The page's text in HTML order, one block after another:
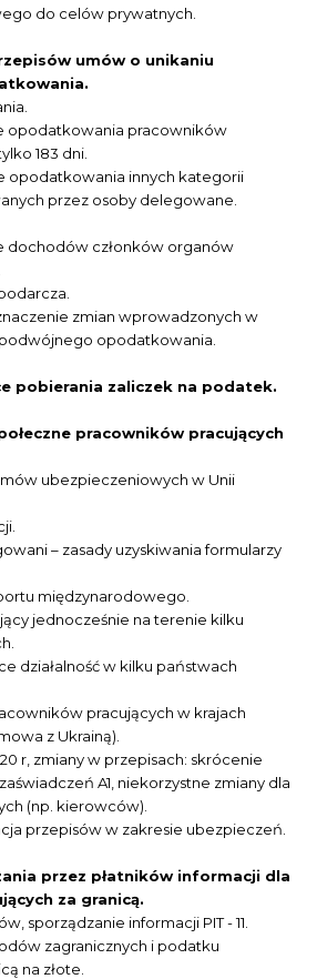
do celów prywatnych.
umów o unikaniu
opodatkowania pracowników
183 dni.
opodatkowania innych kategorii
przez osoby delegowane.
dochodów członków organów
zmian wprowadzonych w
opodatkowania.
pobierania zaliczek na podatek.
pracowników pracujących
ubezpieczeniowych w Unii
– zasady uzyskiwania formularzy
międzynarodowego.
jednocześnie na terenie kilku
działalność w kilku państwach
pracujących w krajach
z Ukrainą).
r, zmiany w przepisach: skrócenie
A1, niekorzystne zmiany dla
(np. kierowców).
przepisów w zakresie ubezpieczeń.
przez płatników informacji dla
za granicą.
sporządzanie informacji PIT - 11.
zagranicznych i podatku
na złote.